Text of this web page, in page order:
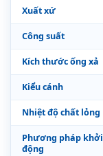
Xuất xứ
Công suất
Kích thước ống xả
Kiểu cánh
Nhiệt độ chất lỏng
Phương pháp khởi
động